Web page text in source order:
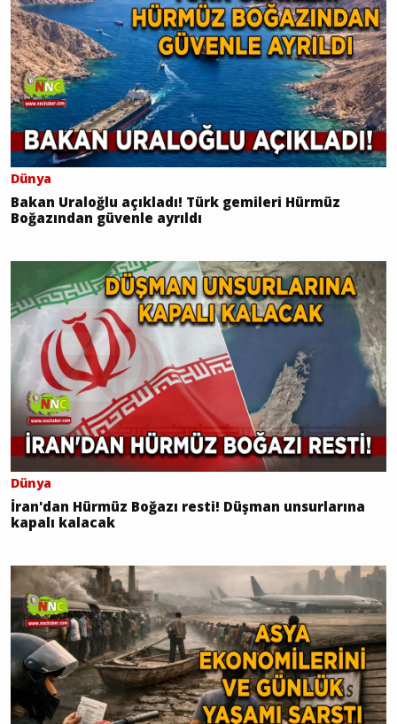
Dünya
Bakan Uraloğlu açıkladı! Türk gemileri Hürmüz
Boğazından güvenle ayrıldı
Dünya
İran'dan Hürmüz Boğazı resti! Düşman unsurlarına
kapalı kalacak